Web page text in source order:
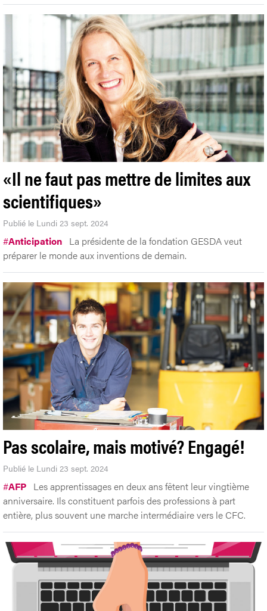
«Il ne faut pas mettre de limites aux
scientifiques»
Publié le Lundi 23 sept. 2024
#Anticipation La présidente de la fondation GESDA veut
préparer le monde aux inventions de demain.
Pas scolaire, mais motivé? Engagé!
Publié le Lundi 23 sept. 2024
#AFP Les apprentissages en deux ans fêtent leur vingtième
anniversaire. Ils constituent parfois des professions à part
entière, plus souvent une marche intermédiaire vers le CFC.